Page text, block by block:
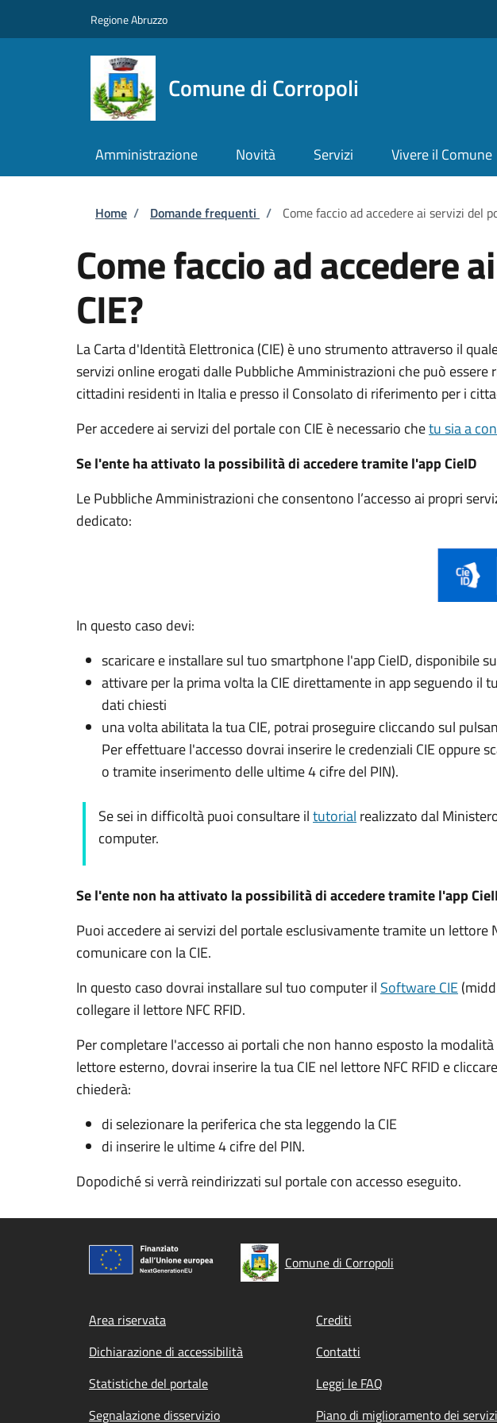
Regione Abruzzo
Comune di Corropoli
Amministrazione Novità Servizi Vivere il Comune
Briciole di pane
Home / Domande frequenti / Come faccio ad accedere ai servizi del
Come faccio ad accedere
CIE?
La Carta d'Identità Elettronica (CIE) è uno strumento attraverso il
servizi online erogati dalle Pubbliche Amministrazioni che può essere
cittadini residenti in Italia e presso il Consolato di riferimento per i
Per accedere ai servizi del portale con CIE è necessario chetu sia a
Se l'ente ha attivato la possibilità di accedere tramite l'app CieID
Le Pubbliche Amministrazioni che consentono l’accesso ai propri
dedicato:
In questo caso devi:
scaricare e installare sul tuo smartphone l'app CieID, disponibile
attivare per la prima volta la CIE direttamente in app seguendo il
dati chiesti
una volta abilitata la tua CIE, potrai proseguire cliccando sul
Per effettuare l'accesso dovrai inserire le credenziali CIE oppure
o tramite inserimento delle ultime 4 cifre del PIN).
Se sei in difficoltà puoi consultare iltutorial realizzato dal
computer.
Se l'ente non ha attivato la possibilità di accedere tramite l'app
Puoi accedere ai servizi del portale esclusivamente tramite un
comunicare con la CIE.
In questo caso dovrai installare sul tuo computer il Software CIE
collegare il lettore NFC RFID.
Per completare l'accesso ai portali che non hanno esposto la
lettore esterno, dovrai inserire la tua CIE nel lettore NFC RFID e
chiederà:
di selezionare la periferica che sta leggendo la CIE
di inserire le ultime 4 cifre del PIN.
Dopodiché si verrà reindirizzati sul portale con accesso eseguito.
Comune di Corropoli
Footer menu
Area riservata Crediti
Dichiarazione di accessibilità
Contatti
Statistiche del portale
Leggi le FAQ
Segnalazione disservizio
Piano di miglioramento dei servizi